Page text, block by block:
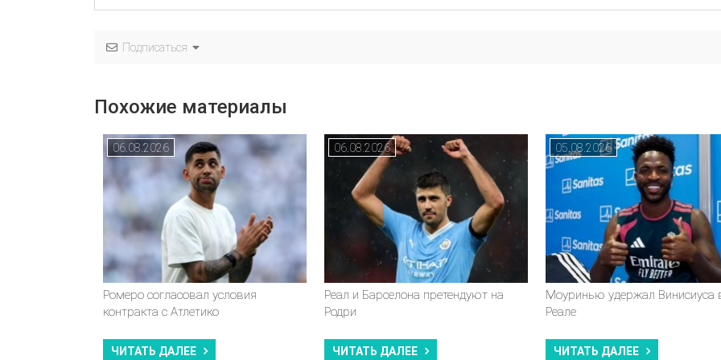
Подписаться
Похожие материалы
06.08.2026
Ромеро согласовал условия
контракта с Атлетико
ЧИТАТЬ ДАЛЕЕ
06.08.2026
Реал и Барселона претендуют на
Родри
ЧИТАТЬ ДАЛЕЕ
05.08.2026
Моуринью удержал Винисиуса
Реале
ЧИТАТЬ ДАЛЕЕ